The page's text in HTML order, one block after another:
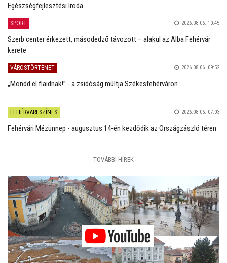
Egészségfejlesztési Iroda
SPORT 2026.08.06. 10:45
Szerb center érkezett, másodedző távozott – alakul az Alba Fehérvár
kerete
VÁROSTÖRTÉNET 2026.08.06. 09:52
„Mondd el fiaidnak!” - a zsidóság múltja Székesfehérváron
FEHÉRVÁRI SZÍNES 2026.08.06. 07:03
Fehérvári Mézünnep - augusztus 14-én kezdődik az Országzászló téren
TOVÁBBI HÍREK